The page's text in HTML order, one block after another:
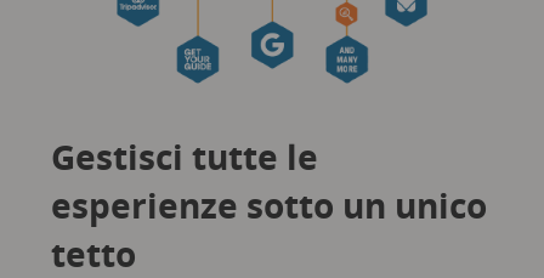
Gestisci tutte le
esperienze sotto un unico
tetto